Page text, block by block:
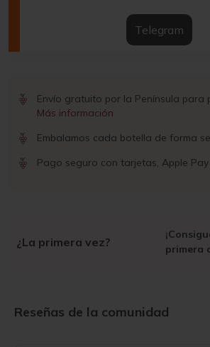
Telegram
Envío gratuito por la Península para
Más información
Embalamos cada botella de forma
Pago seguro con tarjetas, Apple
¿La primera vez?
primera
Reseñas de la comunidad